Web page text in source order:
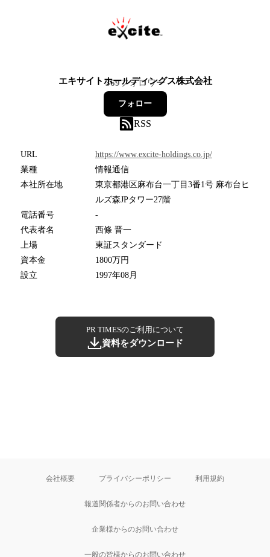
エキサイトホールディングス株式会社
369フォロワー
フォロー
RSS
URL
https://www.excite-holdings.co.jp/
業種
情報通信
本社所在地
東京都港区麻布台一丁目3番1号 麻布台ヒ
ルズ森JPタワー27階
電話番号
-
代表者名
西條 晋一
上場
東証スタンダード
資本金
1800万円
設立
1997年08月
PR TIMESのご利用について
資料をダウンロード
会社概要 プライバシーポリシー 利用規約
報道関係者からのお問い合わせ
企業様からのお問い合わせ
一般の皆様からのお問い合わせ